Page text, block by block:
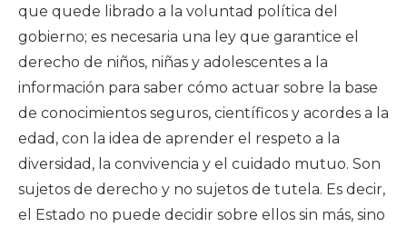
que quede librado a la voluntad política del
gobierno; es necesaria una ley que garantice el
derecho de niños, niñas y adolescentes a la
información para saber cómo actuar sobre la base
de conocimientos seguros, científicos y acordes a la
edad, con la idea de aprender el respeto a la
diversidad, la convivencia y el cuidado mutuo. Son
sujetos de derecho y no sujetos de tutela. Es decir,
el Estado no puede decidir sobre ellos sin más, sino